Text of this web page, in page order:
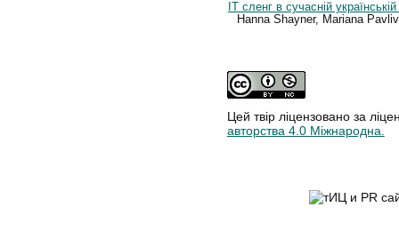
IT сленг в сучасній
Hanna Shayner, Mariana Pavliv
Цей твір ліцензовано за
авторства 4.0 Міжнародна.